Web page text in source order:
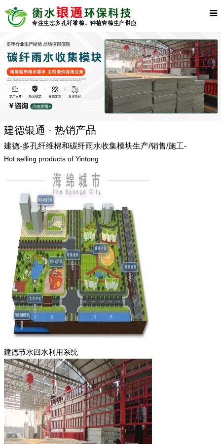
建德银通 · 热销产品
建德-多孔纤维棉和碳纤雨水收集模块生产/销售/施工-
Hot selling products of Yintong
建德节水回水利用系统